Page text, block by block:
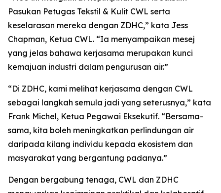
Pasukan Petugas Tekstil & Kulit CWL serta
keselarasan mereka dengan ZDHC,” kata Jess
Chapman, Ketua CWL. “Ia menyampaikan mesej
yang jelas bahawa kerjasama merupakan kunci
kemajuan industri dalam pengurusan air.”
“Di ZDHC, kami melihat kerjasama dengan CWL
sebagai langkah semula jadi yang seterusnya,” kata
Frank Michel, Ketua Pegawai Eksekutif. “Bersama-
sama, kita boleh meningkatkan perlindungan air
daripada kilang individu kepada ekosistem dan
masyarakat yang bergantung padanya.”
Dengan bergabung tenaga, CWL dan ZDHC